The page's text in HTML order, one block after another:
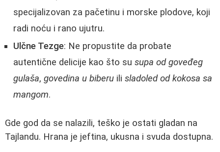
specijalizovan za pačetinu i morske plodove, koji
radi noću i rano ujutru.
Ulčne Tezge: Ne propustite da probate
autentične delicije kao što su supa od goveđeg
gulaša, govedina u biberu ili sladoled od kokosa sa
mangom.
Gde god da se nalazili, teško je ostati gladan na
Tajlandu. Hrana je jeftina, ukusna i svuda dostupna.